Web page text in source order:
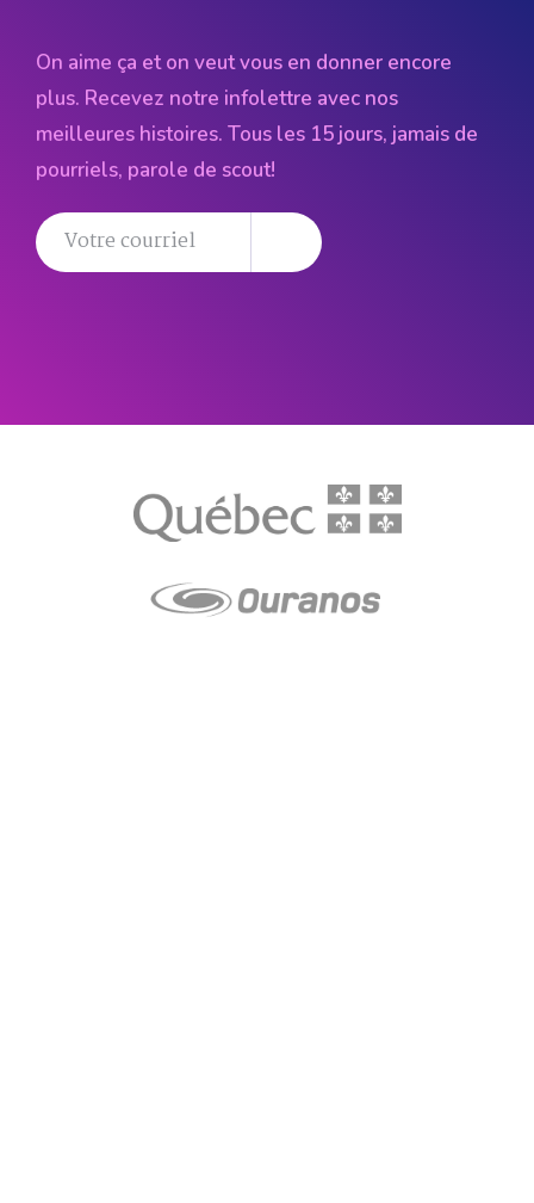
On aime ça et on veut vous en donner encore
plus. Recevez notre infolettre avec nos
meilleures histoires. Tous les 15 jours, jamais de
pourriels, parole de scout!